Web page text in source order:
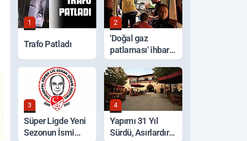
1
Trafo Patladı
2
'Doğal gaz
patlaması' ihbarı,
ocakta unutulan
yemek çıktı
3
Süper Ligde Yeni
Sezonun İsmi
4
Yapımı 31 Yıl
Sürdü, Asırlardır